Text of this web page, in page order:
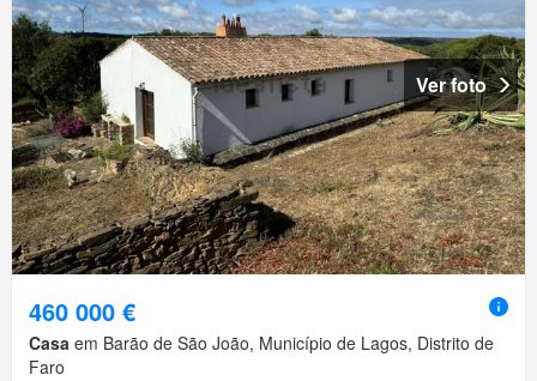
Ver foto
460 000 €
Casa em Barão de São João, Município de Lagos, Distrito de
Faro